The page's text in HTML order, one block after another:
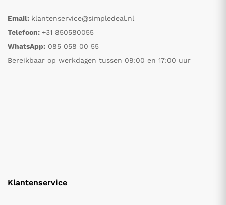
Email: klantenservice@simpledeal.nl
Telefoon: +31 850580055
WhatsApp: 085 058 00 55
Bereikbaar op werkdagen tussen 09:00 en 17:00 uur
Klantenservice